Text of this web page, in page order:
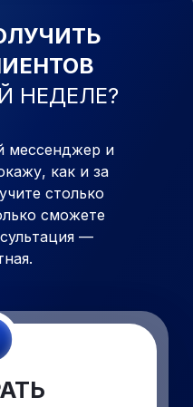
НЕДЕЛЕ?
мессенджер и
как и за
столько
сможете
—